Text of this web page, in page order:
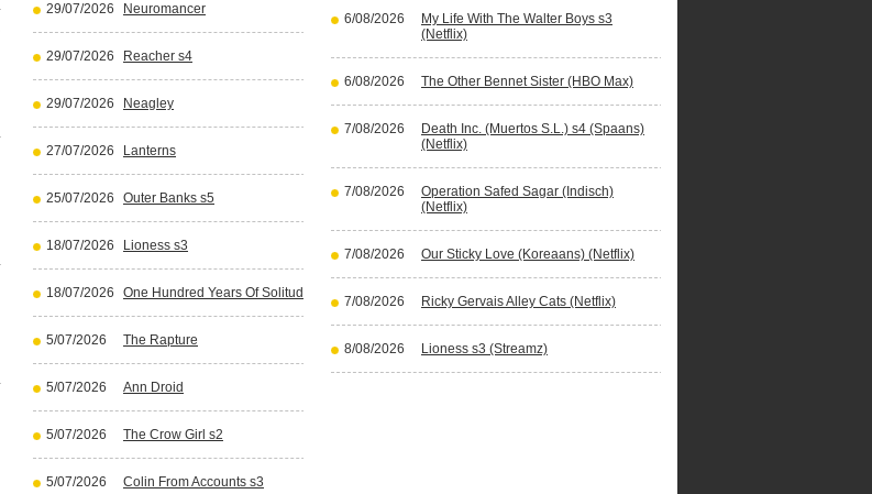
29/07/2026 Neuromancer
29/07/2026 Reacher s4
29/07/2026 Neagley
27/07/2026 Lanterns
25/07/2026 Outer Banks s5
18/07/2026 Lioness s3
18/07/2026 One Hundred Years Of Solitude part 2
5/07/2026 The Rapture
5/07/2026 Ann Droid
5/07/2026 The Crow Girl s2
5/07/2026 Colin From Accounts s3
6/08/2026
My Life With The Walter Boys s3
(Netflix)
6/08/2026 The Other Bennet Sister (HBO Max)
7/08/2026
Death Inc. (Muertos S.L.) s4 (Spaans)
(Netflix)
7/08/2026
Operation Safed Sagar (Indisch)
(Netflix)
7/08/2026 Our Sticky Love (Koreaans) (Netflix)
7/08/2026 Ricky Gervais Alley Cats (Netflix)
8/08/2026 Lioness s3 (Streamz)